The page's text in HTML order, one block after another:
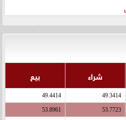
شراء بيع
49.3414
49.4414
53.7723
53.8961